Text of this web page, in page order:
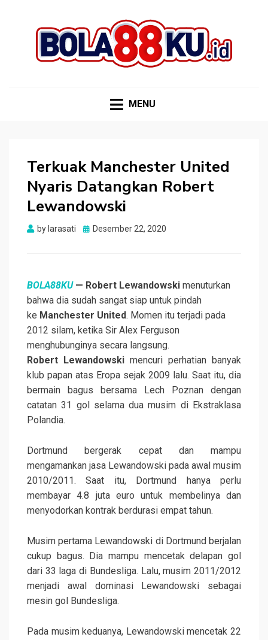
MENU
Terkuak Manchester United
Nyaris Datangkan Robert
Lewandowski
by larasati
Posted
Desember 22, 2020
BOLA88KU— Robert Lewandowski menuturkan
bahwa dia sudah sangat siap untuk pindah
ke Manchester United. Momen itu terjadi pada
2012 silam, ketika Sir Alex Ferguson
menghubunginya secara langsung.
Robert Lewandowski mencuri perhatian banyak
klub papan atas Eropa sejak 2009 lalu. Saat itu, dia
bermain bagus bersama Lech Poznan dengan
catatan 31 gol selama dua musim di Ekstraklasa
Polandia.
Dortmund bergerak cepat dan mampu
mengamankan jasa Lewandowski pada awal musim
2010/2011. Saat itu, Dortmund hanya perlu
membayar 4.8 juta euro untuk membelinya dan
menyodorkan kontrak berdurasi empat tahun.
Musim pertama Lewandowski di Dortmund berjalan
cukup bagus. Dia mampu mencetak delapan gol
dari 33 laga di Bundesliga. Lalu, musim 2011/2012
menjadi awal dominasi Lewandowski sebagai
mesin gol Bundesliga.
Pada musim keduanya, Lewandowski mencetak 22